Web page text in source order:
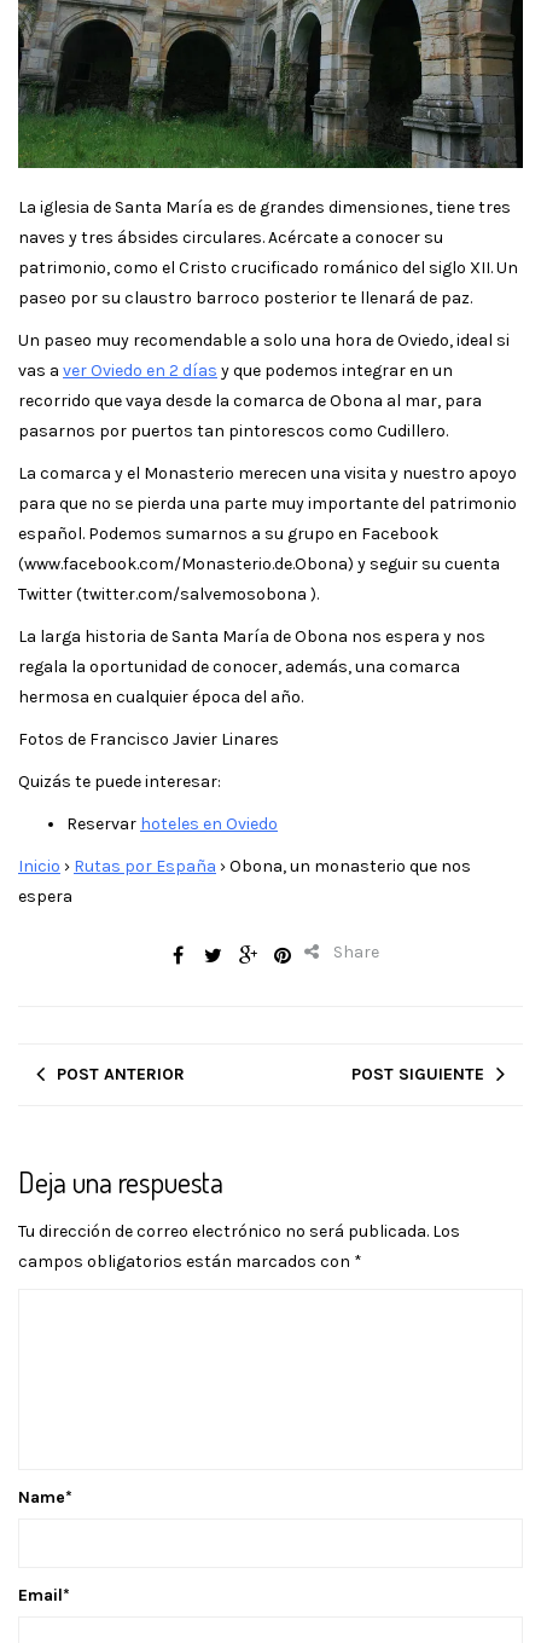
La iglesia de Santa María es de grandes dimensiones, tiene tres
naves y tres ábsides circulares. Acércate a conocer su
patrimonio, como el Cristo crucificado románico del siglo XII. Un
paseo por su claustro barroco posterior te llenará de paz.
Un paseo muy recomendable a solo una hora de Oviedo, ideal si
vas a ver Oviedo en 2 días y que podemos integrar en un
recorrido que vaya desde la comarca de Obona al mar, para
pasarnos por puertos tan pintorescos como Cudillero.
La comarca y el Monasterio merecen una visita y nuestro apoyo
para que no se pierda una parte muy importante del patrimonio
español. Podemos sumarnos a su grupo en Facebook
(www.facebook.com/Monasterio.de.Obona) y seguir su cuenta
Twitter (twitter.com/salvemosobona ).
La larga historia de Santa María de Obona nos espera y nos
regala la oportunidad de conocer, además, una comarca
hermosa en cualquier época del año.
Fotos de Francisco Javier Linares
Quizás te puede interesar:
Reservar hoteles en Oviedo
Inicio › Rutas por España ›Obona, un monasterio que nos
espera
Share
POST ANTERIOR POST SIGUIENTE
Deja una respuesta
Tu dirección de correo electrónico no será publicada. Los
campos obligatorios están marcados con *
Name*
Email*